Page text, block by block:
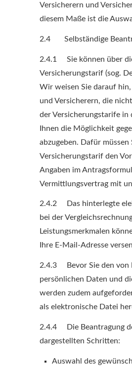
Versicherern und
diesem Maße ist die
2.4 Selbständige
2.4.1 Sie können über die
Versicherungstarif (sog.
Wir weisen Sie darauf
und Versicherern, die
der Versicherungstarife in
Ihnen die Möglichkeit
abzugeben. Dafür
Versicherungstarif den
Angaben im
Vermittlungsvertrag mit
2.4.2 Das hinterlegte
bei der
Leistungsmerkmalen
Ihre E-Mail-Adresse
2.4.3 Bevor Sie den von
persönlichen Daten und
werden zudem
als elektronische Datei
2.4.4 Die Beantragung
dargestellten Schritten:
Auswahl des